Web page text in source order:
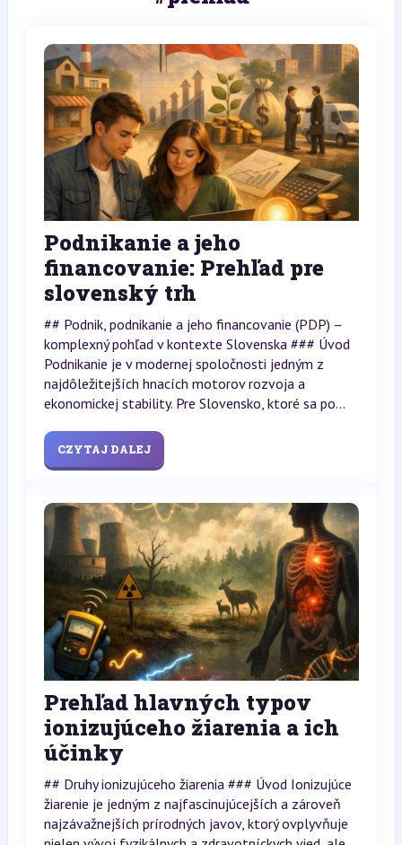
Podnikanie a jeho
financovanie: Prehľad pre
slovenský trh
## Podnik, podnikanie a jeho financovanie (PDP) –
komplexný pohľad v kontexte Slovenska ### Úvod
Podnikanie je v modernej spoločnosti jedným z
najdôležitejších hnacích motorov rozvoja a
ekonomickej stability. Pre Slovensko, ktoré sa po...
CZYTAJ DALEJ
Prehľad hlavných typov
ionizujúceho žiarenia a ich
účinky
## Druhy ionizujúceho žiarenia ### Úvod Ionizujúce
žiarenie je jedným z najfascinujúcejších a zároveň
najzávažnejších prírodných javov, ktorý ovplyvňuje